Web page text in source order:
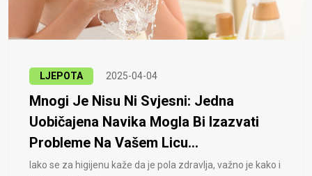
LJEPOTA 2025-04-04
Mnogi Je Nisu Ni Svjesni: Jedna
Uobičajena Navika Mogla Bi Izazvati
Probleme Na Vašem Licu...
Iako se za higijenu kaže da je pola zdravlja, važno je kako i